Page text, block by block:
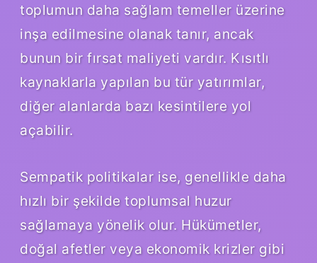
toplumun daha sağlam temeller üzerine
inşa edilmesine olanak tanır, ancak
bunun bir fırsat maliyeti vardır. Kısıtlı
kaynaklarla yapılan bu tür yatırımlar,
diğer alanlarda bazı kesintilere yol
açabilir.
Sempatik politikalar ise, genellikle daha
hızlı bir şekilde toplumsal huzur
sağlamaya yönelik olur. Hükümetler,
doğal afetler veya ekonomik krizler gibi